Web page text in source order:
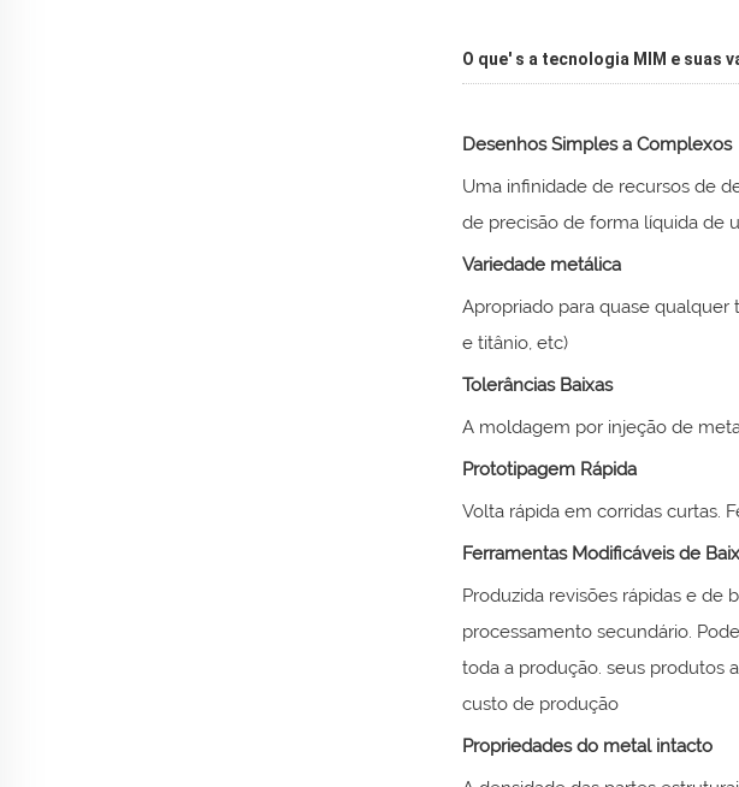
O que' s a tecnologia MIM e suas
Desenhos Simples a Complexos
Uma infinidade de recursos de
de precisão de forma líquida de
Variedade metálica
Apropriado para quase
e titânio, etc)
Tolerâncias Baixas
A moldagem por injeção de
Prototipagem Rápida
Volta rápida em corridas curtas.
Ferramentas Modificáveis de
Produzida revisões rápidas e
processamento secundário.
toda a produção. seus produtos
custo de produção
Propriedades do metal intacto